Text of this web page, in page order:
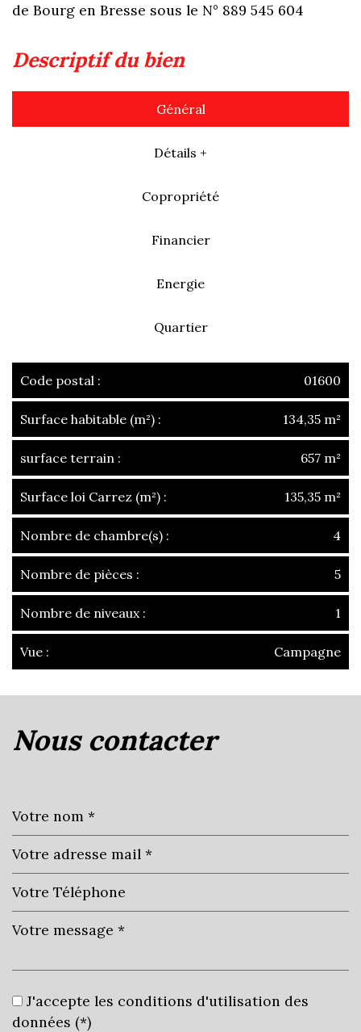
de Bourg en Bresse sous le N° 889 545 604
descriptif du bien
Général
Détails +
Copropriété
Financier
Energie
Quartier
Code postal : 01600
Surface habitable (m²) : 134,35 m²
surface terrain : 657 m²
Surface loi Carrez (m²) : 135,35 m²
Nombre de chambre(s) : 4
Nombre de pièces : 5
Nombre de niveaux : 1
Vue : Campagne
+
Bureau de poste
nous contacter
J'accepte les conditions d'utilisation des
données (*)